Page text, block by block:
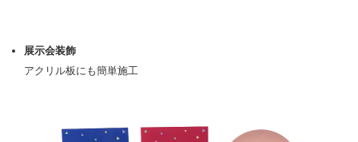
展示会装飾
アクリル板にも簡単施工